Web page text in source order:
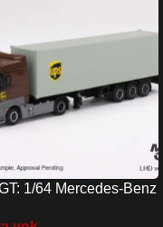
1/64 Mercedes-Benz